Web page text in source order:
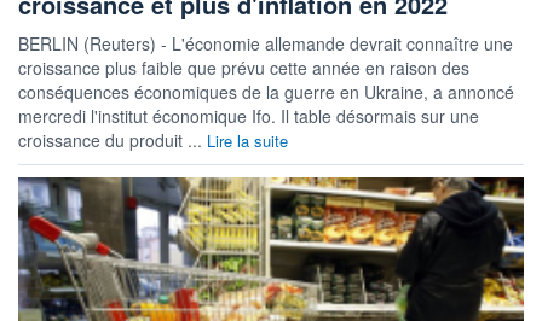
BERLIN (Reuters) - L'économie allemande devrait connaître une
croissance plus faible que prévu cette année en raison des
conséquences économiques de la guerre en Ukraine, a annoncé
mercredi l'institut économique Ifo. Il table désormais sur une
croissance du produit ... Lire la suite